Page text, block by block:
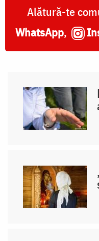
Alătură-te
WhatsApp,